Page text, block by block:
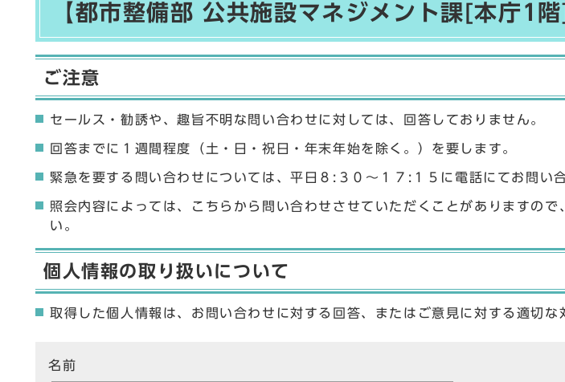
【都市整備部 公共施設マネジメント課[本庁1
ご注意
セールス・勧誘や、趣旨不明な問い合わせに対しては、回答しておりません。
回答までに１週間程度（土・日・祝日・年末年始を除く。）を要します。
緊急を要する問い合わせについては、平日８:３０〜１７:１５に電話にてお問い
照会内容によっては、こちらから問い合わせさせていただくことがありますの
い。
個人情報の取り扱いについて
取得した個人情報は、お問い合わせに対する回答、またはご意見に対する適切
名前